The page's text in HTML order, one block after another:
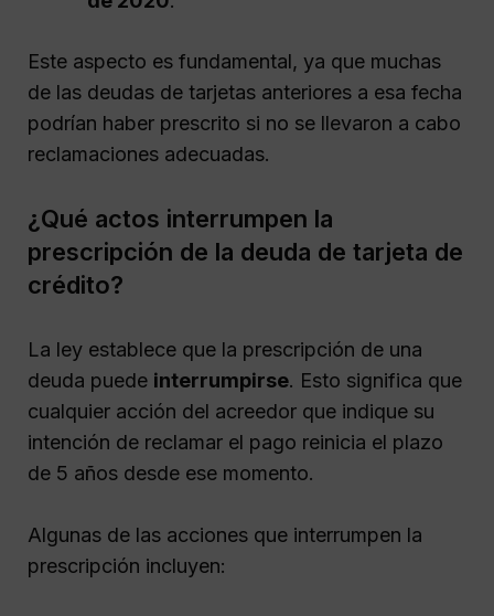
Este aspecto es fundamental, ya que muchas
de las deudas de tarjetas anteriores a esa fecha
podrían haber prescrito si no se llevaron a cabo
reclamaciones adecuadas.
¿Qué actos interrumpen la
prescripción de la deuda de tarjeta de
crédito?
La ley establece que la prescripción de una
deuda puede interrumpirse. Esto significa que
cualquier acción del acreedor que indique su
intención de reclamar el pago reinicia el plazo
de 5 años desde ese momento.
Algunas de las acciones que interrumpen la
prescripción incluyen: